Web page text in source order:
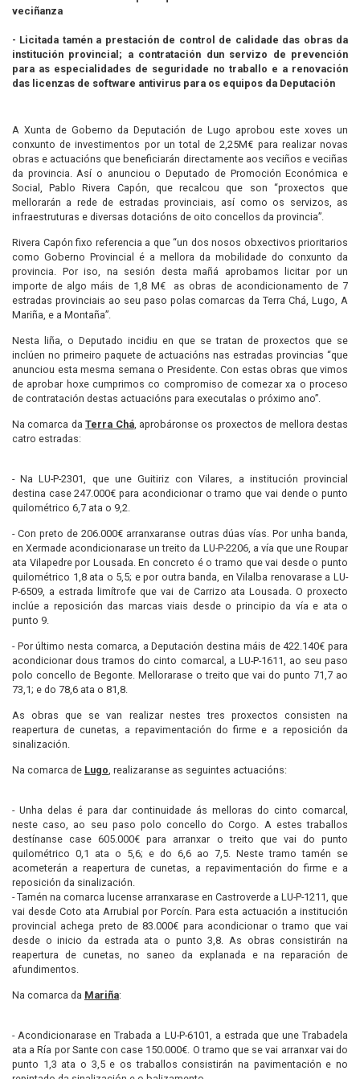
veciñanza
- Licitada tamén a prestación de control de calidade das obras da
institución provincial; a contratación dun servizo de prevención
para as especialidades de seguridade no traballo e a renovación
das licenzas de software antivirus para os equipos da Deputación
A Xunta de Goberno da Deputación de Lugo aprobou este xoves un
conxunto de investimentos por un total de 2,25M€ para realizar novas
obras e actuacións que beneficiarán directamente aos veciños e veciñas
da provincia. Así o anunciou o Deputado de Promoción Económica e
Social, Pablo Rivera Capón, que recalcou que son “proxectos que
mellorarán a rede de estradas provinciais, así como os servizos, as
infraestruturas e diversas dotacións de oito concellos da provincia”.
Rivera Capón fixo referencia a que “un dos nosos obxectivos prioritarios
como Goberno Provincial é a mellora da mobilidade do conxunto da
provincia. Por iso, na sesión desta mañá aprobamos licitar por un
importe de algo máis de 1,8 M€ as obras de acondicionamento de 7
estradas provinciais ao seu paso polas comarcas da Terra Chá, Lugo, A
Mariña, e a Montaña”.
Nesta liña, o Deputado incidiu en que se tratan de proxectos que se
inclúen no primeiro paquete de actuacións nas estradas provincias “que
anunciou esta mesma semana o Presidente. Con estas obras que vimos
de aprobar hoxe cumprimos co compromiso de comezar xa o proceso
de contratación destas actuacións para executalas o próximo ano”.
Na comarca daTerra Chá, aprobáronse os proxectos de mellora destas
catro estradas:
- Na LU-P-2301, que une Guitiriz con Vilares, a institución provincial
destina case 247.000€ para acondicionar o tramo que vai dende o punto
quilométrico 6,7 ata o 9,2.
- Con preto de 206.000€ arranxaranse outras dúas vías. Por unha banda,
en Xermade acondicionarase un treito da LU-P-2206, a vía que une Roupar
ata Vilapedre por Lousada. En concreto é o tramo que vai desde o punto
quilométrico 1,8 ata o 5,5; e por outra banda, en Vilalba renovarase a LU-
P-6509, a estrada limítrofe que vai de Carrizo ata Lousada. O proxecto
inclúe a reposición das marcas viais desde o principio da vía e ata o
punto 9.
- Por último nesta comarca, a Deputación destina máis de 422.140€ para
acondicionar dous tramos do cinto comarcal, a LU-P-1611, ao seu paso
polo concello de Begonte. Mellorarase o treito que vai do punto 71,7 ao
73,1; e do 78,6 ata o 81,8.
As obras que se van realizar nestes tres proxectos consisten na
reapertura de cunetas, a repavimentación do firme e a reposición da
sinalización.
Na comarca de Lugo, realizaranse as seguintes actuacións:
- Unha delas é para dar continuidade ás melloras do cinto comarcal,
neste caso, ao seu paso polo concello do Corgo. A estes traballos
destínanse case 605.000€ para arranxar o treito que vai do punto
quilométrico 0,1 ata o 5,6; e do 6,6 ao 7,5. Neste tramo tamén se
acometerán a reapertura de cunetas, a repavimentación do firme e a
reposición da sinalización.
- Tamén na comarca lucense arranxarase en Castroverde a LU-P-1211, que
vai desde Coto ata Arrubial por Porcín. Para esta actuación a institución
provincial achega preto de 83.000€ para acondicionar o tramo que vai
desde o inicio da estrada ata o punto 3,8. As obras consistirán na
reapertura de cunetas, no saneo da explanada e na reparación de
afundimentos.
Na comarca da Mariña:
- Acondicionarase en Trabada a LU-P-6101, a estrada que une Trabadela
ata a Ría por Sante con case 150.000€. O tramo que se vai arranxar vai do
punto 1,3 ata o 3,5 e os traballos consistirán na pavimentación e no